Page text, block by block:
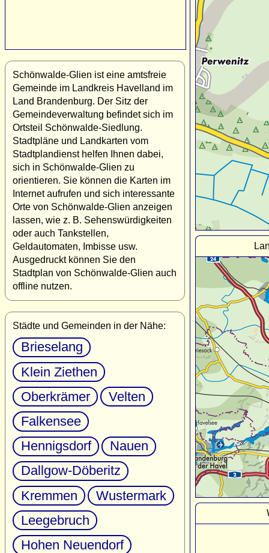
Schönwalde-Glien ist eine amtsfreie
Gemeinde im Landkreis Havelland im
Land Brandenburg. Der Sitz der
Gemeindeverwaltung befindet sich im
Ortsteil Schönwalde-Siedlung.
Stadtpläne und Landkarten vom
Stadtplandienst helfen Ihnen dabei,
sich in Schönwalde-Glien zu
orientieren. Sie können die Karten im
Internet aufrufen und sich interessante
Orte von Schönwalde-Glien anzeigen
lassen, wie z. B. Sehenswürdigkeiten
oder auch Tankstellen,
Geldautomaten, Imbisse usw.
Ausgedruckt können Sie den
Stadtplan von Schönwalde-Glien auch
offline nutzen.
Städte und Gemeinden in der Nähe:
Brieselang
Klein Ziethen
Oberkrämer
Velten
Falkensee
Hennigsdorf
Nauen
Dallgow-Döberitz
Kremmen
Wustermark
Leegebruch
Hohen Neuendorf